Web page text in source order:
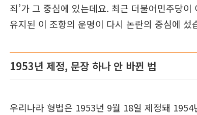
죄’가 그 중심에 있는데요. 최근 더불어민주당
유지된 이 조항의 운명이 다시 논란의 중심에 섰
1953년 제정, 문장 하나 안 바뀐 법
우리나라 형법은 1953년 9월 18일 제정돼